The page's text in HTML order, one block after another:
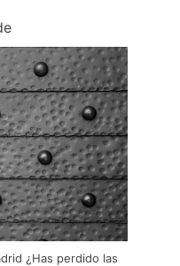
¿Has perdido las